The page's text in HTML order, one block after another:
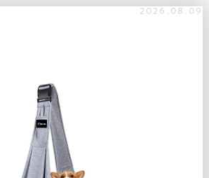
2026.08.09